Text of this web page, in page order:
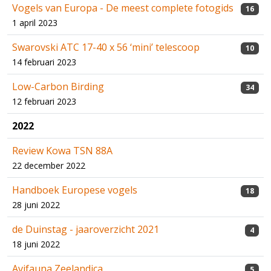
Vogels van Europa - De meest complete fotogids
1 april 2023
16
Swarovski ATC 17-40 x 56 ‘mini’ telescoop
14 februari 2023
10
Low-Carbon Birding
12 februari 2023
34
2022
Review Kowa TSN 88A
22 december 2022
Handboek Europese vogels
28 juni 2022
18
de Duinstag - jaaroverzicht 2021
18 juni 2022
4